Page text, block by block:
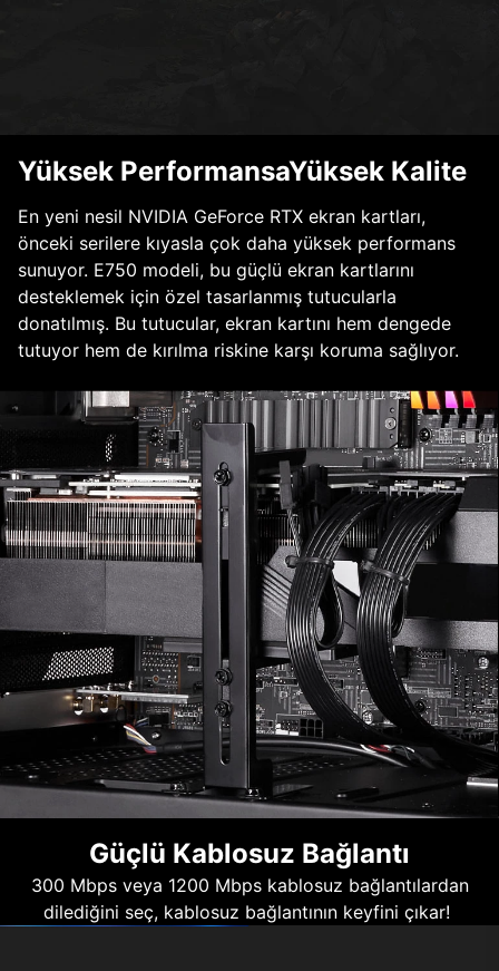
Yüksek PerformansaYüksek Kalite
En yeni nesil NVIDIA GeForce RTX ekran kartları,
önceki serilere kıyasla çok daha yüksek performans
sunuyor. E750 modeli, bu güçlü ekran kartlarını
desteklemek için özel tasarlanmış tutucularla
donatılmış. Bu tutucular, ekran kartını hem dengede
tutuyor hem de kırılma riskine karşı koruma sağlıyor.
Güçlü Kablosuz Bağlantı
300 Mbps veya 1200 Mbps kablosuz bağlantılardan
dilediğini seç, kablosuz bağlantının keyfini çıkar!